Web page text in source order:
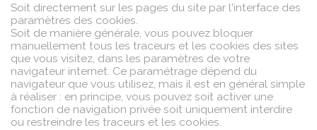
Soit directement sur les pages du site par l'interface des
paramètres des cookies.
Soit de manière générale, vous pouvez bloquer
manuellement tous les traceurs et les cookies des sites
que vous visitez, dans les paramètres de votre
navigateur internet. Ce paramétrage dépend du
navigateur que vous utilisez, mais il est en général simple
à réaliser : en principe, vous pouvez soit activer une
fonction de navigation privée soit uniquement interdire
ou restreindre les traceurs et les cookies.